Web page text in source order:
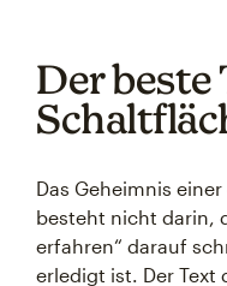
Der beste
Das Geheimnis
besteht nicht darin,
erfahren“ darauf
erledigt ist. Der Text